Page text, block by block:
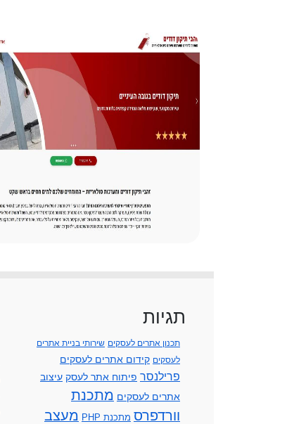
תגיות
תכנון אתרים לעסקים שירותי בניית אתרים
לעסקים קידום אתרים לעסקים
פרילנסר פיתוח אתר לעסק עיצוב
אתרים לעסקים מתכנת
וורדפרס מתכנת PHP
מעצב